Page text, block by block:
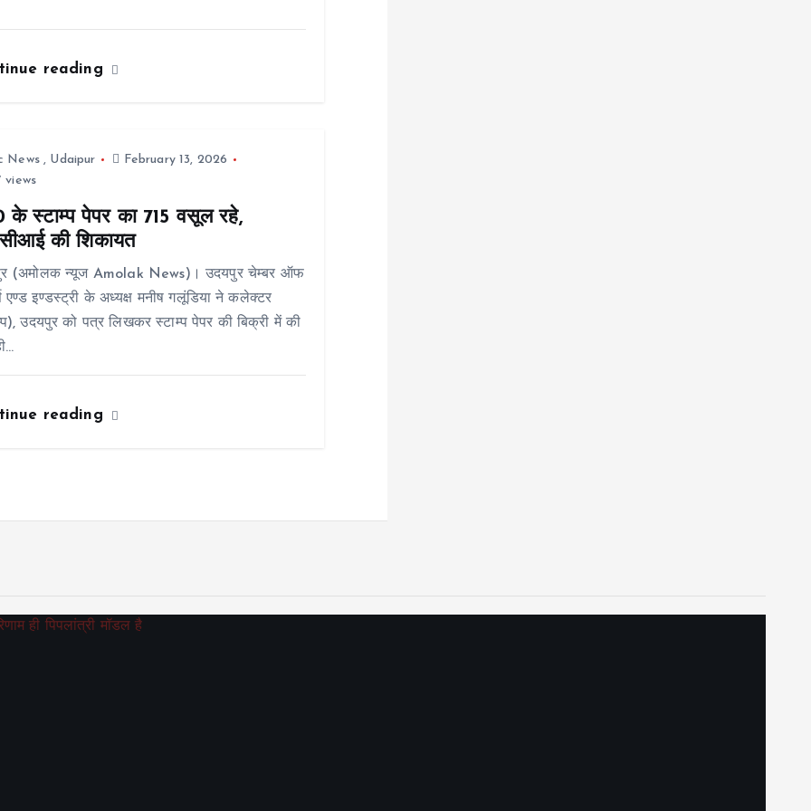
reading
News, Udaipur
February 13, 2026
views
के स्टाम्प पेपर का 715 वसूल रहे,
की शिकायत
(अमोलक न्यूज Amolak News)। उदयपुर चेम्बर ऑफ
एण्ड इण्डस्ट्री के अध्यक्ष मनीष गलूंडिया ने कलेक्टर
उदयपुर को पत्र लिखकर स्टाम्प पेपर की बिक्री में की
reading